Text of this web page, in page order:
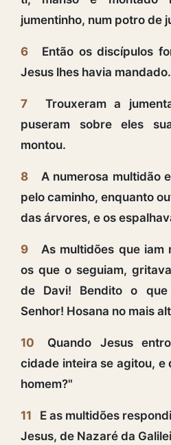
jumentinho, num potro de
6
Então os discípulos
Jesus lhes havia mandado.
7
Trouxeram a
puseram sobre eles
montou.
8
A numerosa multidão
pelo caminho, enquanto
das árvores, e os
9
As multidões que iam
os que o seguiam,
de Davi! Bendito o
Senhor! Hosana no mais
10
Quando Jesus
cidade inteira se agitou, e
homem?"
11
E as multidões
Jesus, de Nazaré da